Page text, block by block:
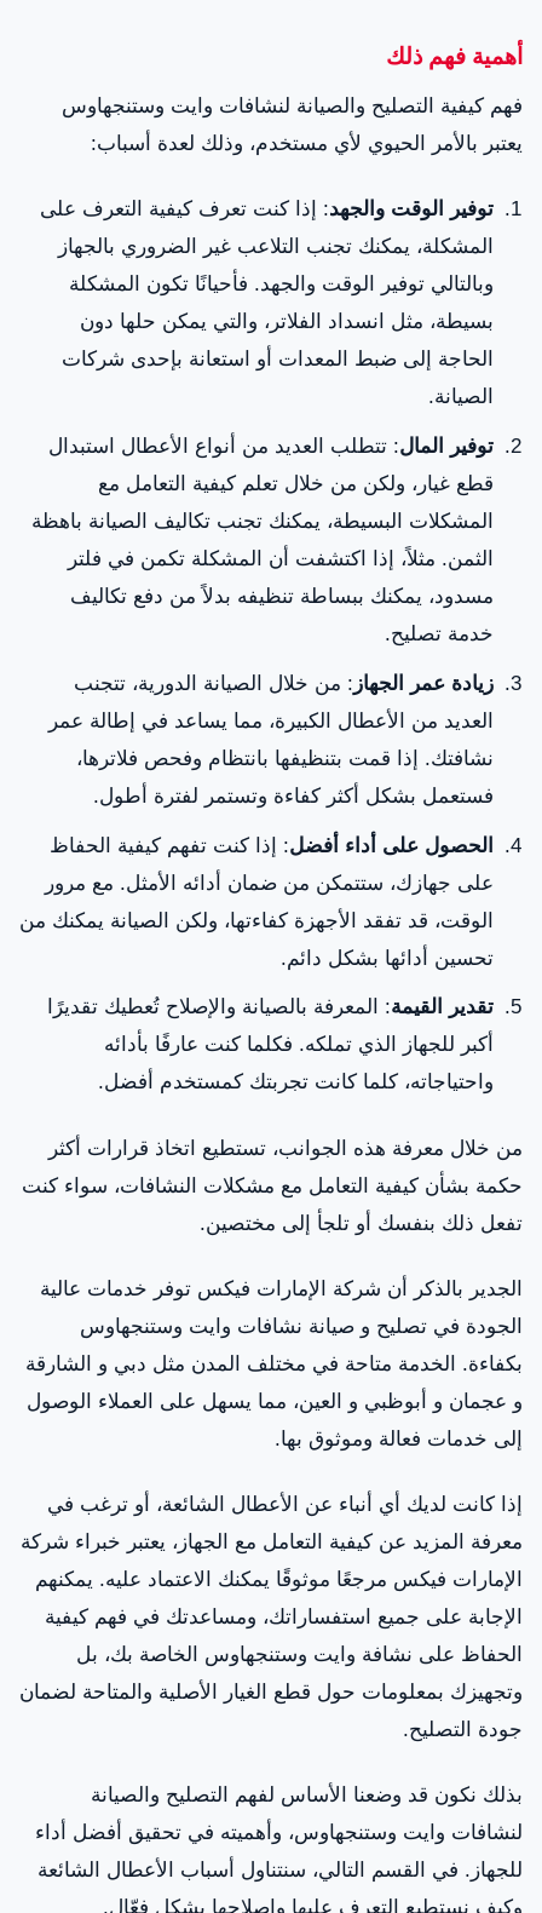
أهمية فهم ذلك
فهم كيفية التصليح والصيانة لنشافات وايت وستنجهاوس
يعتبر بالأمر الحيوي لأي مستخدم، وذلك لعدة أسباب:
توفير الوقت والجهد: إذا كنت تعرف كيفية التعرف على
المشكلة، يمكنك تجنب التلاعب غير الضروري بالجهاز
وبالتالي توفير الوقت والجهد. فأحيانًا تكون المشكلة
بسيطة، مثل انسداد الفلاتر، والتي يمكن حلها دون
الحاجة إلى ضبط المعدات أو استعانة بإحدى شركات
الصيانة.
توفير المال: تتطلب العديد من أنواع الأعطال استبدال
قطع غيار، ولكن من خلال تعلم كيفية التعامل مع
المشكلات البسيطة، يمكنك تجنب تكاليف الصيانة باهظة
الثمن. مثلاً، إذا اكتشفت أن المشكلة تكمن في فلتر
مسدود، يمكنك ببساطة تنظيفه بدلاً من دفع تكاليف
خدمة تصليح.
زيادة عمر الجهاز : من خلال الصيانة الدورية، تتجنب
العديد من الأعطال الكبيرة، مما يساعد في إطالة عمر
نشافتك. إذا قمت بتنظيفها بانتظام وفحص فلاترها،
فستعمل بشكل أكثر كفاءة وتستمر لفترة أطول.
الحصول على أداء أفضل: إذا كنت تفهم كيفية الحفاظ
على جهازك، ستتمكن من ضمان أدائه الأمثل. مع مرور
الوقت، قد تفقد الأجهزة كفاءتها، ولكن الصيانة يمكنك من
تحسين أدائها بشكل دائم.
تقدير القيمة: المعرفة بالصيانة والإصلاح تُعطيك تقديرًا
أكبر للجهاز الذي تملكه. فكلما كنت عارفًا بأدائه
واحتياجاته، كلما كانت تجربتك كمستخدم أفضل.
من خلال معرفة هذه الجوانب، تستطيع اتخاذ قرارات أكثر
حكمة بشأن كيفية التعامل مع مشكلات النشافات، سواء كنت
تفعل ذلك بنفسك أو تلجأ إلى مختصين.
الجدير بالذكر أن شركة الإمارات فيكس توفر خدمات عالية
الجودة في تصليح و صيانة نشافات وايت وستنجهاوس
بكفاءة. الخدمة متاحة في مختلف المدن مثل دبي و الشارقة
و عجمان و أبوظبي و العين، مما يسهل على العملاء الوصول
إلى خدمات فعالة وموثوق بها.
إذا كانت لديك أي أنباء عن الأعطال الشائعة، أو ترغب في
معرفة المزيد عن كيفية التعامل مع الجهاز، يعتبر خبراء شركة
الإمارات فيكس مرجعًا موثوقًا يمكنك الاعتماد عليه. يمكنهم
الإجابة على جميع استفساراتك، ومساعدتك في فهم كيفية
الحفاظ على نشافة وايت وستنجهاوس الخاصة بك، بل
وتجهيزك بمعلومات حول قطع الغيار الأصلية والمتاحة لضمان
جودة التصليح.
بذلك نكون قد وضعنا الأساس لفهم التصليح والصيانة
لنشافات وايت وستنجهاوس، وأهميته في تحقيق أفضل أداء
للجهاز. في القسم التالي، سنتناول أسباب الأعطال الشائعة
وكيف نستطيع التعرف عليها وإصلاحها بشكل فعّال.